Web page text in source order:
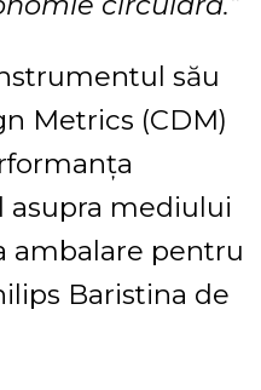
său
Metrics (CDM)
asupra mediului
ambalare pentru
Baristina de